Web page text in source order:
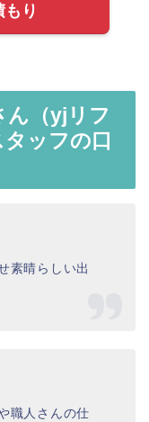
り
ん（yjリフ
ッフの口
素晴らしい出
職人さんの仕